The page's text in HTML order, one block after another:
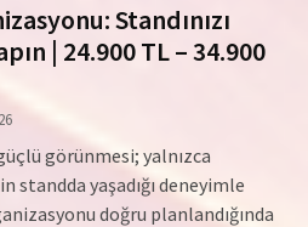
Standınızı
| 24.900 TL – 34.900
görünmesi; yalnızca
standda yaşadığı deneyimle
doğru planlandığında